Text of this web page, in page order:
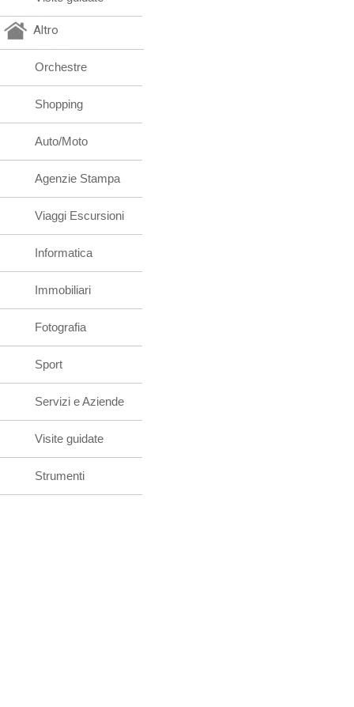
Altro
Orchestre
Shopping
Auto/Moto
Agenzie Stampa
Viaggi Escursioni
Informatica
Immobiliari
Fotografia
Sport
Servizi e Aziende
Visite guidate
Strumenti